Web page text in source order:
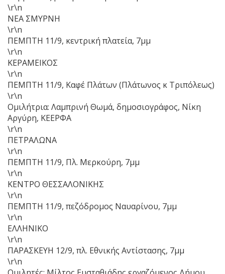
\r\n
ΝΕΑ ΣΜΥΡΝΗ
\r\n
ΠΕΜΠΤΗ 11/9, κεντρική πλατεία, 7μμ
\r\n
ΚΕΡΑΜΕΙΚΟΣ
\r\n
ΠΕΜΠΤΗ 11/9, Καφέ Πλάτων (Πλάτωνος κ Τριπόλεως)
\r\n
Ομιλήτρια: Λαμπρινή Θωμά, δημοσιογράφος, Νίκη
Αργύρη, ΚΕΕΡΦΑ
\r\n
ΠΕΤΡΑΛΩΝΑ
\r\n
ΠΕΜΠΤΗ 11/9, Πλ. Μερκούρη, 7μμ
\r\n
ΚΕΝΤΡΟ ΘΕΣΣΑΛΟΝΙΚΗΣ
\r\n
ΠΕΜΠΤΗ 11/9, πεζόδρομος Ναυαρίνου, 7μμ
\r\n
ΕΛΛΗΝΙΚΟ
\r\n
ΠΑΡΑΣΚΕΥΗ 12/9, πλ. Εθνικής Αντίστασης, 7μμ
\r\n